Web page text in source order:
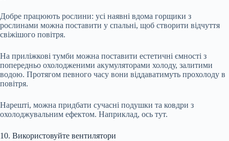
Добре працюють рослини: усі наявні вдома горщики з
рослинами можна поставити у спальні, щоб створити відчуття
свіжішого повітря.
На приліжкові тумби можна поставити естетичні ємності з
попередньо охолодженими акумуляторами холоду, залитими
водою. Протягом певного часу вони віддаватимуть прохолоду в
повітря.
Нарешті, можна придбати сучасні подушки та ковдри з
охолоджувальним ефектом. Наприклад, ось тут.
10. Використовуйте вентилятори